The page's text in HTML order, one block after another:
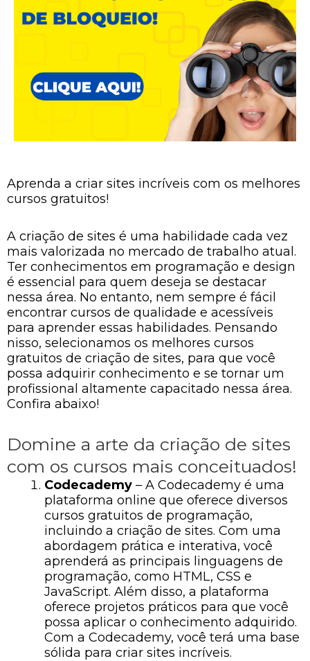
Aprenda a criar sites incríveis com os melhores
cursos gratuitos!
A criação de sites é uma habilidade cada vez
mais valorizada no mercado de trabalho atual.
Ter conhecimentos em programação e design
é essencial para quem deseja se destacar
nessa área. No entanto, nem sempre é fácil
encontrar cursos de qualidade e acessíveis
para aprender essas habilidades. Pensando
nisso, selecionamos os melhores cursos
gratuitos de criação de sites, para que você
possa adquirir conhecimento e se tornar um
profissional altamente capacitado nessa área.
Confira abaixo!
Domine a arte da criação de sites
com os cursos mais conceituados!
Codecademy – A Codecademy é uma
plataforma online que oferece diversos
cursos gratuitos de programação,
incluindo a criação de sites. Com uma
abordagem prática e interativa, você
aprenderá as principais linguagens de
programação, como HTML, CSS e
JavaScript. Além disso, a plataforma
oferece projetos práticos para que você
possa aplicar o conhecimento adquirido.
Com a Codecademy, você terá uma base
sólida para criar sites incríveis.